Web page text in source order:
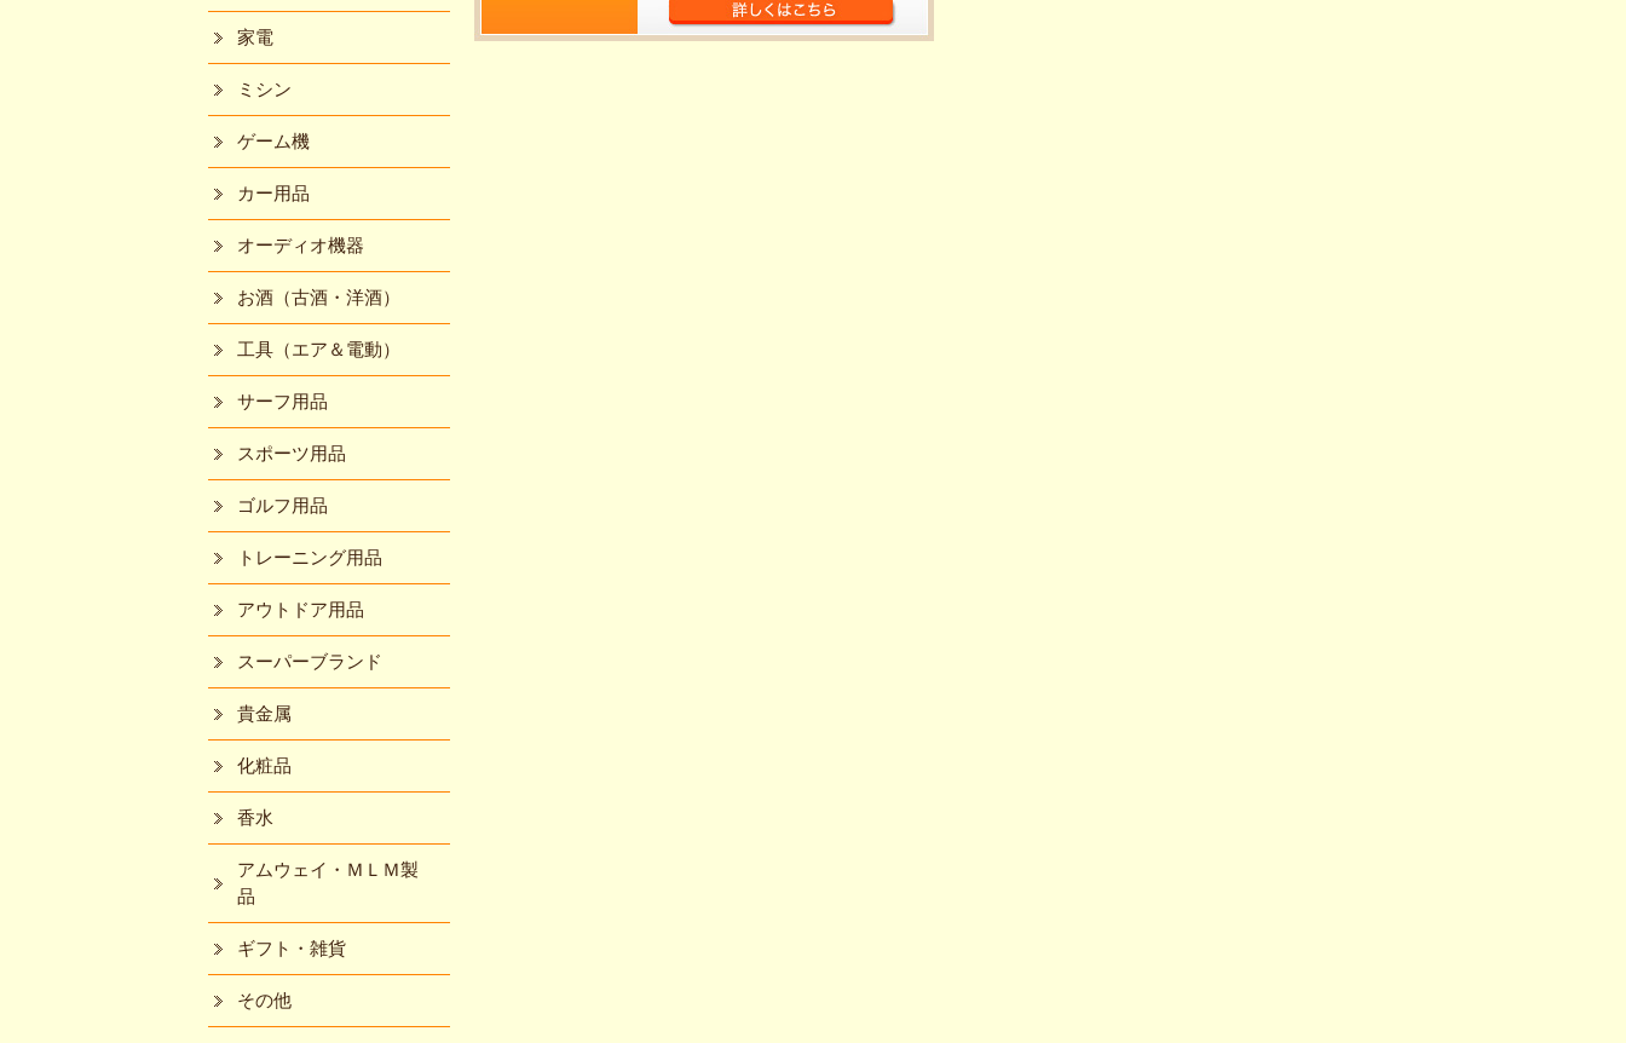
家電
ミシン
ゲーム機
カー用品
オーディオ機器
お酒（古酒・洋酒）
工具（エア＆電動）
サーフ用品
スポーツ用品
ゴルフ用品
トレーニング用品
アウトドア用品
スーパーブランド
貴金属
化粧品
香水
アムウェイ・ＭＬＭ製
品
ギフト・雑貨
その他